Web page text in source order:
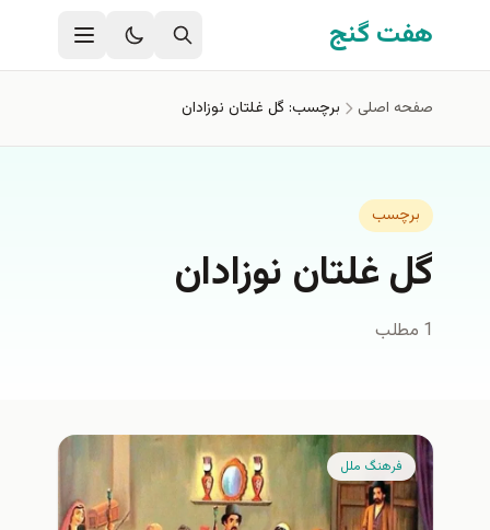
رفتن به محتوای اصلی
هفت گنج
صفحه اصلی برچسب: گل غلتان نوزادان
برچسب
گل غلتان نوزادان
1 مطلب
فرهنگ ملل